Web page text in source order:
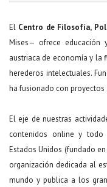
El Centro de Filosofía,
Mises— ofrece
austriaca de economía y la
herederos intelectuales.
ha fusionado con proyectos
El eje de nuestras
contenidos online y
Estados Unidos (fundado
organización dedicada al
mundo y publica a los